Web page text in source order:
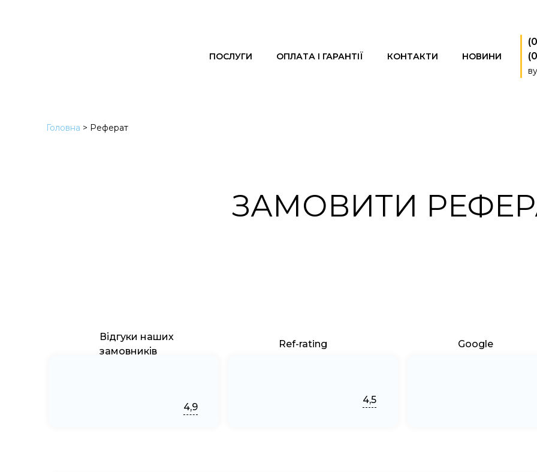
ПОСЛУГИ ОПЛАТА І ГАРАНТІЇ КОНТАКТИ НОВИНИ
Головна > Реферат
ЗАМОВИТИ
Відгуки наших
замовників
4,9
Ref-rating
4,5
Google